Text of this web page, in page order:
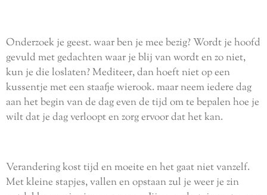
Onderzoek je geest. waar ben je mee bezig? Wordt je hoofd
gevuld met gedachten waar je blij van wordt en zo niet,
kun je die loslaten? Mediteer, dan hoeft niet op een
kussentje met een staafje wierook. maar neem iedere dag
aan het begin van de dag even de tijd om te bepalen hoe je
wilt dat je dag verloopt en zorg ervoor dat het kan.
Verandering kost tijd en moeite en het gaat niet vanzelf.
Met kleine stapjes, vallen en opstaan zul je weer je zin